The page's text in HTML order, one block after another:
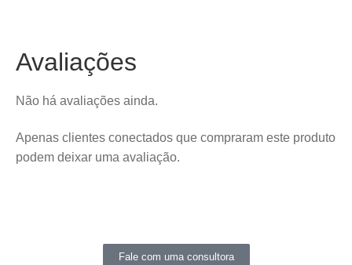
Avaliações
Não há avaliações ainda.
Apenas clientes conectados que compraram este produto
podem deixar uma avaliação.
Fale com uma consultora